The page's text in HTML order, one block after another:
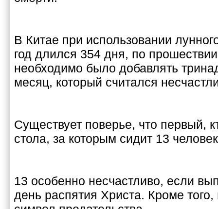
В Китае при использовании
год длился 354 дня, по
необходимо было добавлять
месяц, который считался
Существует поверье, что первый,
стола, за которым сидит 13
13 особенно несчастливо, если
день распятия Христа. Кроме того,